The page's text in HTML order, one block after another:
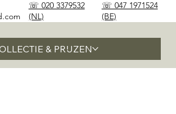
& PRIJZEN
☏ 020 3379532
(NL)
☏ 047 1971524
(BE)